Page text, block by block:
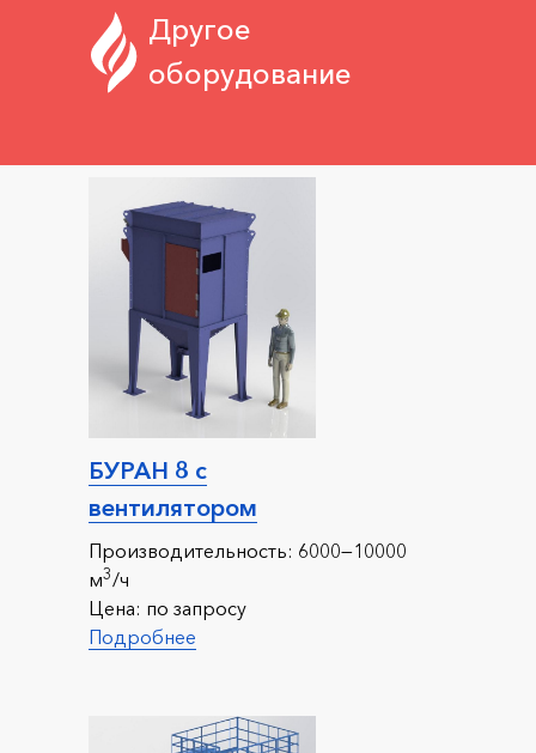
Другое
оборудование
БУРАН 8 с
вентилятором
Производительность: 6000—10000
м3/ч
Цена: по запросу
Подробнее